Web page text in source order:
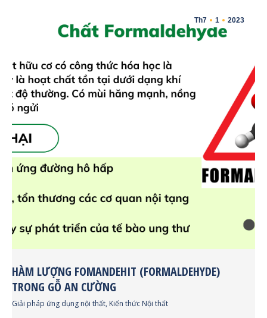
Th7 1 2023
HÀM LƯỢNG FOMANDEHIT (FORMALDEHYDE)
TRONG GỖ AN CƯỜNG
Giải pháp ứng dụng nội thất, Kiến thức Nội thất